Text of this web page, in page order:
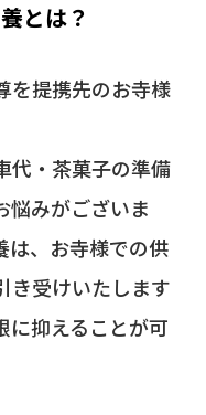
とは？
を提携先のお寺様
代・茶菓子の準備
悩みがございま
は、お寺様での供
き受けいたします
に抑えることが可